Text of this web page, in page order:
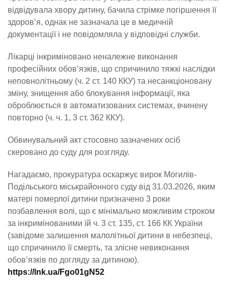
відвідувала хвору дитину, бачила стрімке погіршення її
здоров’я, однак не зазначала це в медичній
документації і не повідомляла у відповідні служби.
Лікарці інкриміновано неналежне виконання
професійних обов’язків, що спричинило тяжкі наслідки
неповнолітньому (ч. 2 ст. 140 ККУ) та несанкціоновану
зміну, знищення або блокування інформації, яка
оброблюється в автоматизованих системах, вчинену
повторно (ч. ч. 1, 3 ст. 362 ККУ).
Обвинувальний акт стосовно зазначених осіб
скеровано до суду для розгляду.
Нагадаємо, прокуратура оскаржує вирок Могилів-
Подільського міськрайонного суду від 31.03.2026, яким
матері померлої дитини призначено 3 роки
позбавлення волі, що є мінімально можливим строком
за інкримінованими їй ч. 3 ст. 135, ст. 166 КК України
(завідоме залишення малолітньої дитини в небезпеці,
що спричинило її смерть, та злісне невиконання
обов’язків по догляду за дитиною).
https://lnk.ua/Fgo01gN52